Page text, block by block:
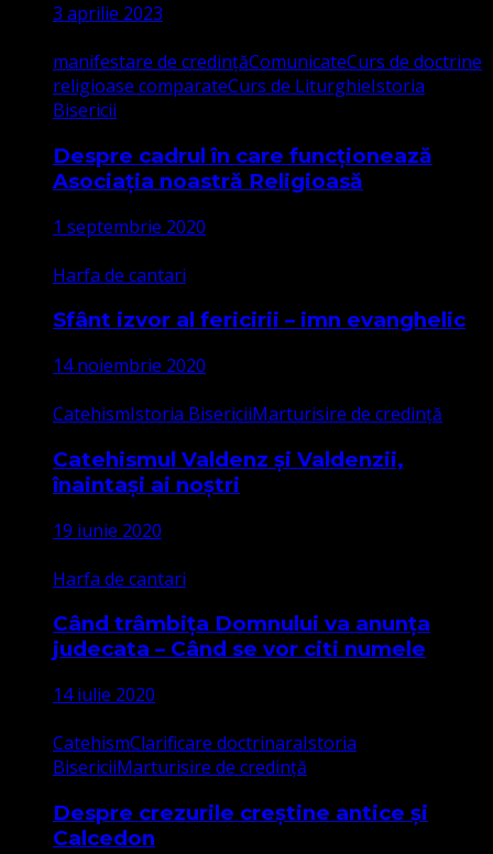
3 aprilie 2023
manifestare de credințăComunicateCurs de doctrine
religioase comparateCurs de LiturghieIstoria
Bisericii
Despre cadrul în care funcționează
Asociația noastră Religioasă
1 septembrie 2020
Harfa de cantari
Sfânt izvor al fericirii – imn evanghelic
14 noiembrie 2020
CatehismIstoria BisericiiMarturisire de credință
Catehismul Valdenz și Valdenzii,
înaintași ai noștri
19 iunie 2020
Harfa de cantari
Când trâmbița Domnului va anunța
judecata – Când se vor citi numele
14 iulie 2020
CatehismClarificare doctrinaraIstoria
BisericiiMarturisire de credință
Despre crezurile creștine antice și
Calcedon